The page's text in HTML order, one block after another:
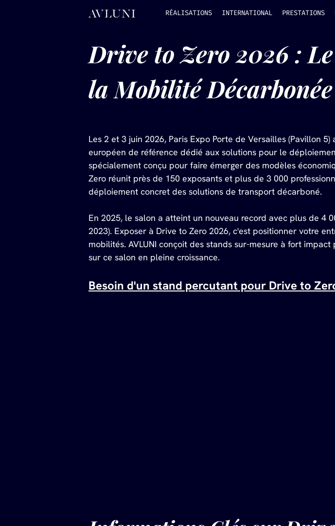
RÉALISATIONS INTERNATIONAL PRESTATIONS
Drive to Zero 2026 :
la Mobilité
Les 2 et 3 juin 2026, Paris Expo Porte de Versailles (Pavillon
européen de référence dédié aux solutions pour le
spécialement conçu pour faire émerger des modèles
Zero réunit près de 150 exposants et plus de 3 000
déploiement concret des solutions de transport décarboné.
En 2025, le salon a atteint un nouveau record avec plus de 4
2023). Exposer à Drive to Zero 2026, c'est positionner votre
mobilités. AVLUNI conçoit des stands sur-mesure à fort
sur ce salon en pleine croissance.
Besoin d'un stand percutant pour Drive to